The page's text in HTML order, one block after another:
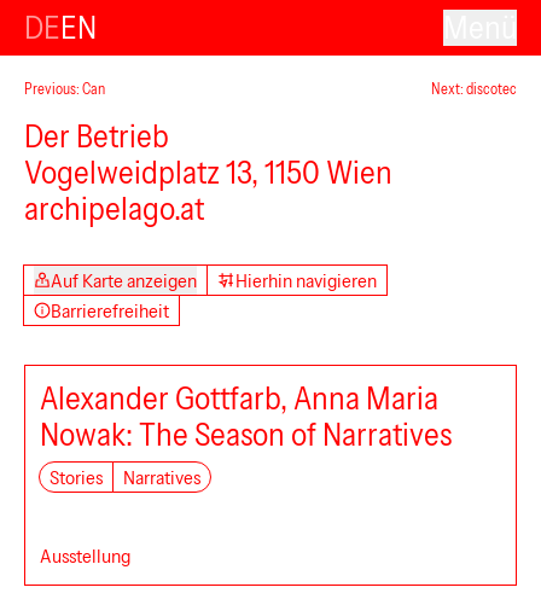
DEEN
Previous: Can Next: discotec
Der Betrieb
Vogelweidplatz 13, 1150 Wien
archipelago.at
Auf Karte anzeigen
Hierhin navigieren
Barrierefreiheit
Alexander Gottfarb, Anna Maria
Nowak: The Season of Narratives
Stories Narratives
Ausstellung